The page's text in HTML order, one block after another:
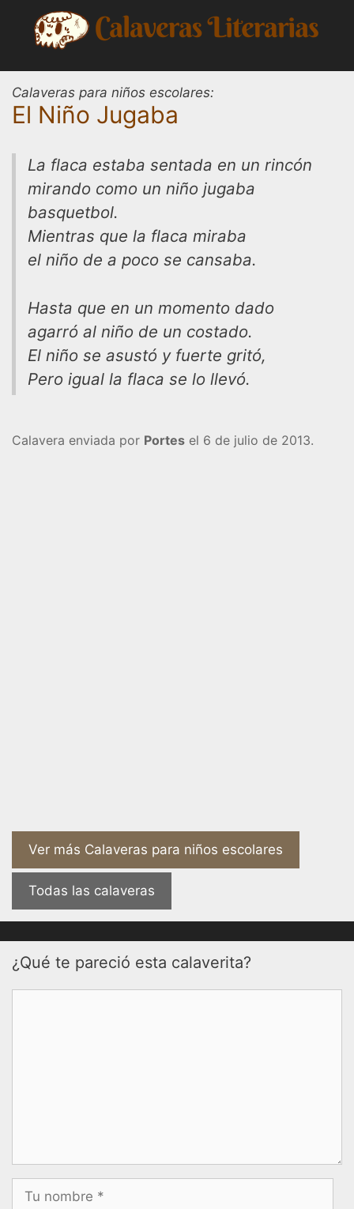
contenido
Calaveras para niños escolares:
El Niño Jugaba
La flaca estaba sentada en un rincón
mirando como un niño jugaba
basquetbol.
Mientras que la flaca miraba
el niño de a poco se cansaba.
Hasta que en un momento dado
agarró al niño de un costado.
El niño se asustó y fuerte gritó,
Pero igual la flaca se lo llevó.
Calavera enviada por Portes el 6 de julio de 2013.
Ver más Calaveras para niños escolares
Todas las calaveras
¿Qué te pareció esta calaverita?
Nombre